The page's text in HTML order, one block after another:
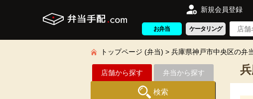
新規会員登録
お弁当 ケータリング
トップページ (弁当) 兵庫県神戸市中央区の弁
店舗から探す 弁当から探す
検索